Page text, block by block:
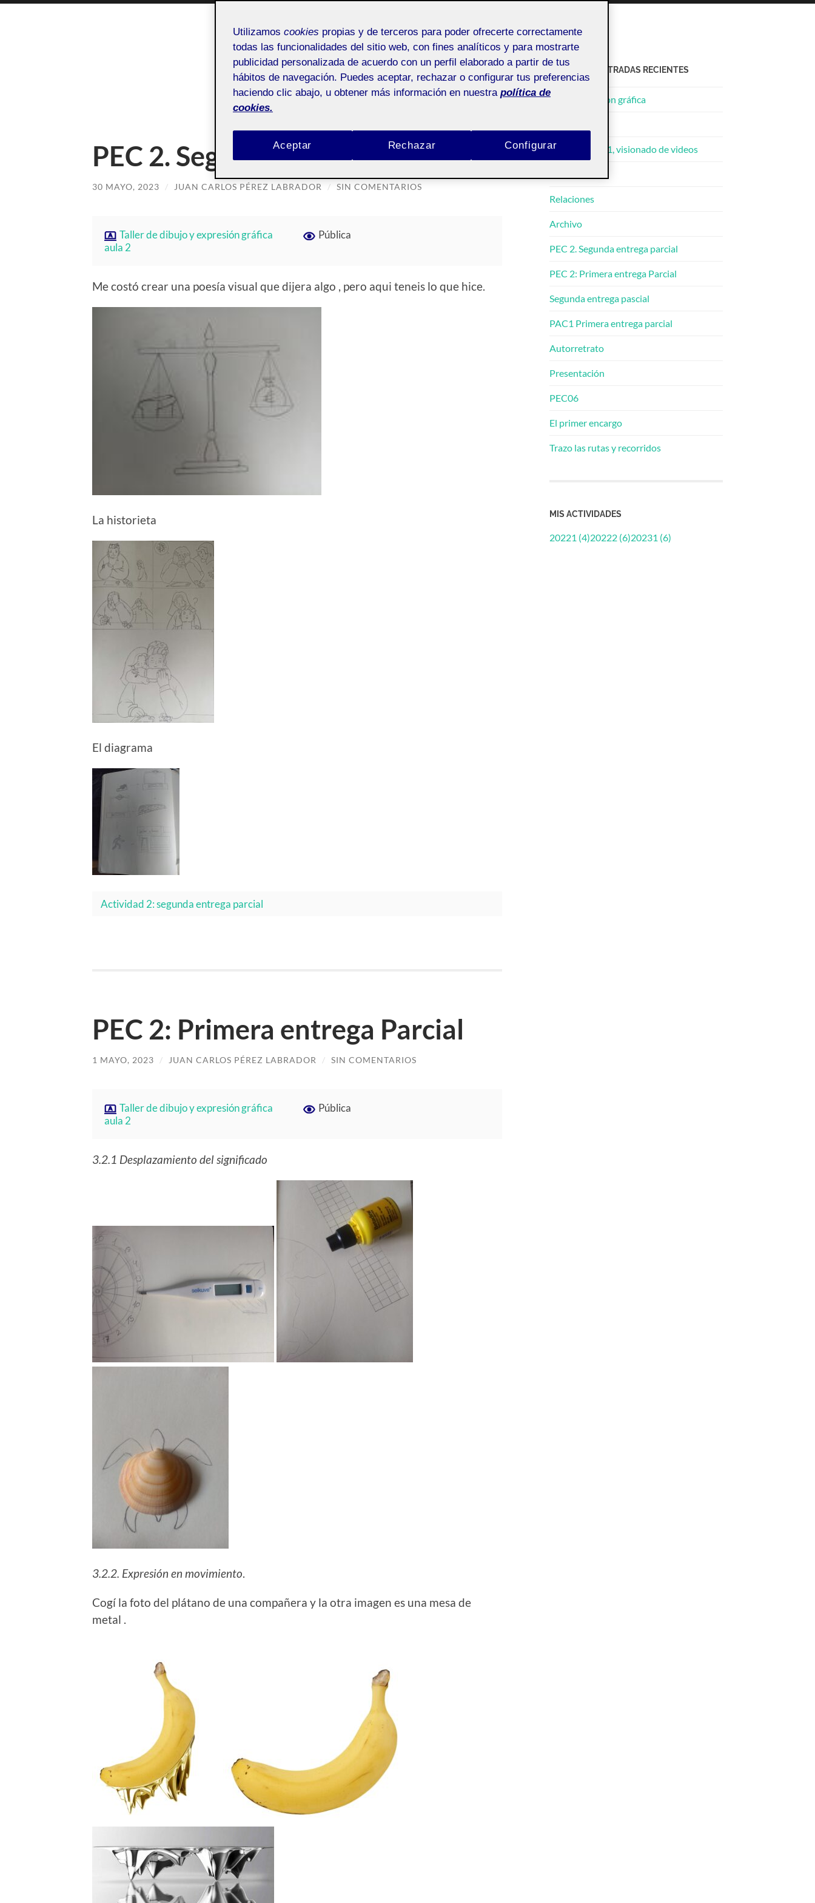
ACTIFOLIO: 20222
20222
PEC 2. Segunda entrega parcial
30 MAYO, 2023 / JUAN CARLOS PÉREZ LABRADOR / SIN COMENTARIOS
Taller de dibujo y expresión gráfica
aula 2
Pública
Me costó crear una poesía visual que dijera algo , pero aqui teneis lo que hice.
La historieta
El diagrama
Actividad 2: segunda entrega parcial
PEC 2: Primera entrega Parcial
1 MAYO, 2023 / JUAN CARLOS PÉREZ LABRADOR / SIN COMENTARIOS
Taller de dibujo y expresión gráfica
aula 2
Pública
3.2.1 Desplazamiento del significado
3.2.2. Expresión en movimiento.
Cogí la foto del plátano de una compañera y la otra imagen es una mesa de
metal .
ACTIFOLIO ENTRADAS RECIENTES
Documentacion gráfica
PEC3 – Parte 1, visionado de videos
Relaciones
Archivo
PEC 2. Segunda entrega parcial
PEC 2: Primera entrega Parcial
Segunda entrega pascial
PAC1 Primera entrega parcial
Autorretrato
Presentación
PEC06
El primer encargo
Trazo las rutas y recorridos
MIS ACTIVIDADES
20221 (4)20222 (6)20231 (6)
Utilizamos cookies propias y de terceros para poder ofrecerte correctamente
todas las funcionalidades del sitio web, con fines analíticos y para mostrarte
publicidad personalizada de acuerdo con un perfil elaborado a partir de tus
hábitos de navegación. Puedes aceptar, rechazar o configurar tus preferencias
haciendo clic abajo, u obtener más información en nuestra política de
cookies.
Rechazar
Aceptar Configurar